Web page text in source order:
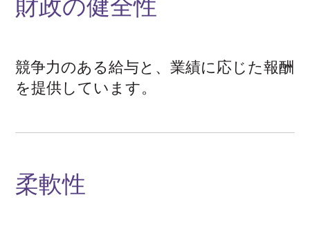
競争力のある給与と、業績に応じた報酬
を提供しています。
柔軟性